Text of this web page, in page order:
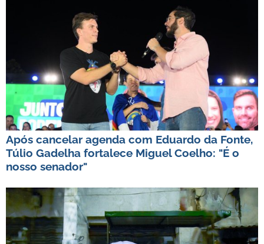
Após cancelar agenda com Eduardo da Fonte,
Túlio Gadelha fortalece Miguel Coelho: "É o
nosso senador"